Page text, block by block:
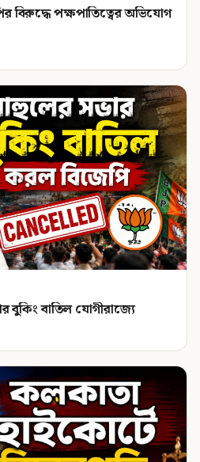
বিরুদ্ধে পক্ষপাতিত্বের অভিযোগ
বুকিং বাতিল যোগীরাজ্যে